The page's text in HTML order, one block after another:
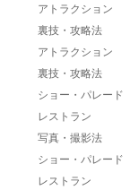
アトラクション
裏技・攻略法
アトラクション
裏技・攻略法
ショー・パレード
レストラン
写真・撮影法
ショー・パレード
レストラン